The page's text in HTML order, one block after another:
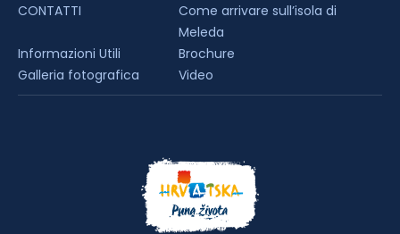
CONTATTI
Come arrivare sull’isola di
Meleda
Informazioni Utili
Brochure
Galleria fotografica
Video